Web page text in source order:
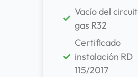
Vacío del
gas R32
Certificado
instalación RD
115/2017